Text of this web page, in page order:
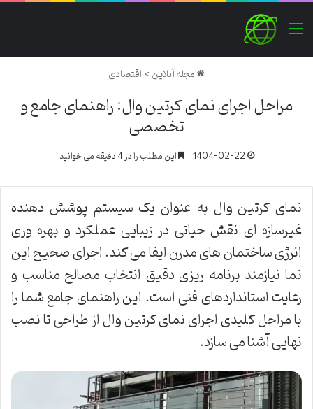
منو
مجله آنلاین>اقتصادی
مراحل اجرای نمای کرتین وال: راهنمای جامع و
تخصصی
1404-02-22 این مطلب را در 4 دقیقه می خوانید
نمای کرتین وال به عنوان یک سیستم پوشش دهنده
غیرسازه ای نقش حیاتی در زیبایی عملکرد و بهره وری
انرژی ساختمان های مدرن ایفا می کند. اجرای صحیح این
نما نیازمند برنامه ریزی دقیق انتخاب مصالح مناسب و
رعایت استانداردهای فنی است. این راهنمای جامع شما را
با مراحل کلیدی اجرای نمای کرتین وال از طراحی تا نصب
نهایی آشنا می سازد.